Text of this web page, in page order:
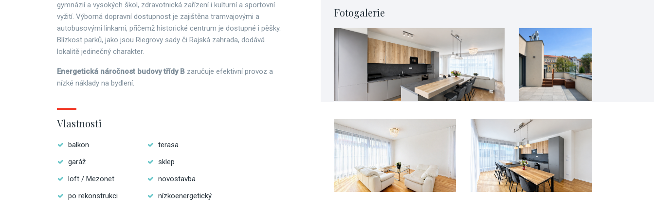
Fotogalerie
gymnázií a vysokých škol, zdravotnická zařízení i kulturní a sportovní
vyžití. Výborná dopravní dostupnost je zajištěna tramvajovými a
autobusovými linkami, přičemž historické centrum je dostupné i pěšky.
Blízkost parků, jako jsou Riegrovy sady či Rajská zahrada, dodává
lokalitě jedinečný charakter.
Energetická náročnost budovy třídy B zaručuje efektivní provoz a
nízké náklady na bydlení.
Vlastnosti
balkon
terasa
garáž
sklep
loft / Mezonet
novostavba
po rekonstrukci
nízkoenergetický